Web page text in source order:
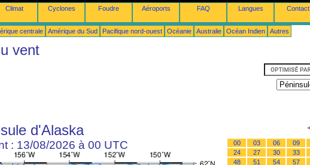
Climat Cyclones Foudre Aéroports FAQ Langues Contact
centrale Amérique du Sud Pacifique nord-ouest Océanie Australie Océan Indien Autres
vent
d'Alaska
: 13/08/2026 à 00 UTC 00 03 06 09
24
27 30 33
48
51 54 57